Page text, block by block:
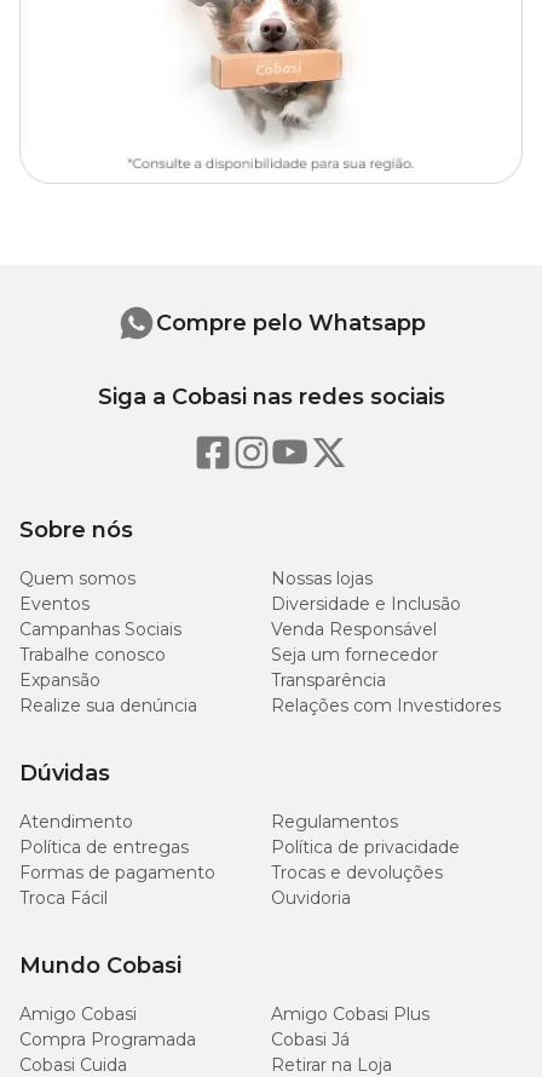
Sobre nós
Quem somos
Nossas lojas
Eventos
Diversidade e Inclusão
Campanhas Sociais
Venda Responsável
Trabalhe conosco
Seja um fornecedor
Expansão
Transparência
Realize sua denúncia
Relações com Investidores
Dúvidas
Atendimento
Regulamentos
Política de entregas
Política de privacidade
Formas de pagamento
Trocas e devoluções
Troca Fácil
Ouvidoria
Mundo Cobasi
Amigo Cobasi
Amigo Cobasi Plus
Compra Programada
Cobasi Já
Cobasi Cuida
Retirar na Loja
Compre pelo Whatsapp
Siga a Cobasi nas redes sociais